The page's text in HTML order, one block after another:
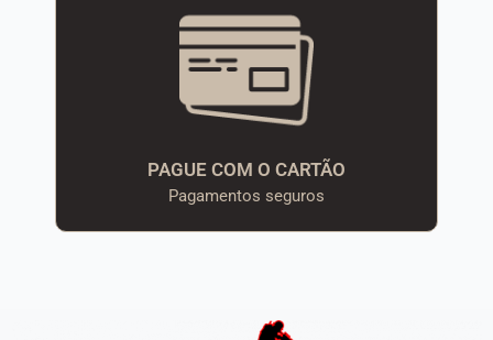
PAGUE COM O CARTÃO
Pagamentos seguros